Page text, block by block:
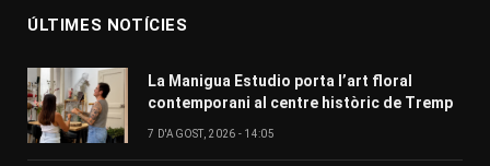
ÚLTIMES NOTÍCIES
La Manigua Estudio porta l’art floral
contemporani al centre històric de Tremp
7 D'AGOST, 2026 - 14:05